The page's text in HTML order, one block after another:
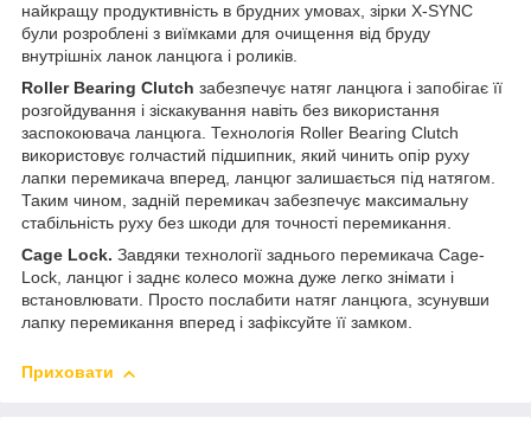
найкращу продуктивність в брудних умовах, зірки X-SYNC
були розроблені з виїмками для очищення від бруду
внутрішніх ланок ланцюга і роликів.
Roller Bearing Clutch забезпечує натяг ланцюга і запобігає її
розгойдування і зіскакування навіть без використання
заспокоювача ланцюга. Технологія Roller Bearing Clutch
використовує голчастий підшипник, який чинить опір руху
лапки перемикача вперед, ланцюг залишається під натягом.
Таким чином, задній перемикач забезпечує максимальну
стабільність руху без шкоди для точності перемикання.
Cage Lock. Завдяки технології заднього перемикача Cage-
Lock, ланцюг і заднє колесо можна дуже легко знімати і
встановлювати. Просто послабити натяг ланцюга, зсунувши
лапку перемикання вперед і зафіксуйте її замком.
Приховати